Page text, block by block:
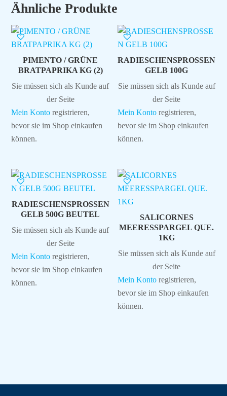
Ähnliche Produkte
PIMENTO / GRÜNE
BRATPAPRIKA KG (2)
Sie müssen sich als Kunde auf
der Seite
Mein Konto registrieren,
bevor sie im Shop einkaufen
können.
RADIESCHENSPROSSEN
GELB 100G
Sie müssen sich als Kunde auf
der Seite
Mein Konto registrieren,
bevor sie im Shop einkaufen
können.
RADIESCHENSPROSSEN
GELB 500G BEUTEL
Sie müssen sich als Kunde auf
der Seite
Mein Konto registrieren,
bevor sie im Shop einkaufen
können.
SALICORNES
MEERESSPARGEL QUE.
1KG
Sie müssen sich als Kunde auf
der Seite
Mein Konto registrieren,
bevor sie im Shop einkaufen
können.